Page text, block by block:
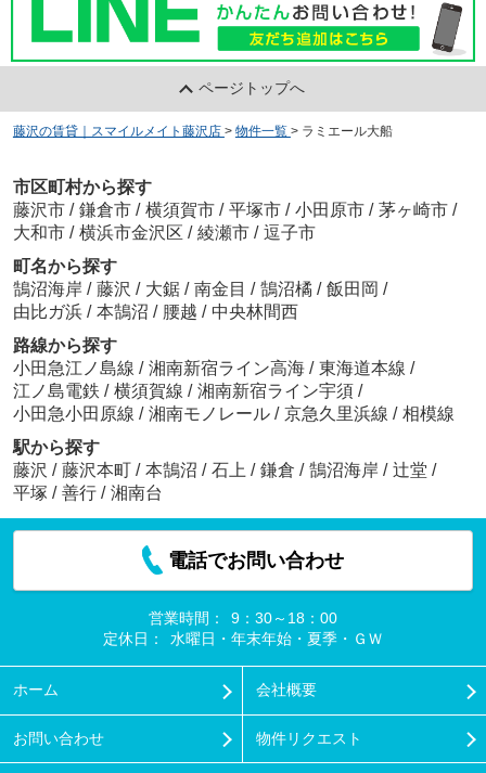
ページトップへ
藤沢の賃貸｜スマイルメイト藤沢店 > 物件一覧 > ラミエール大船
市区町村から探す
藤沢市 / 鎌倉市 / 横須賀市 / 平塚市 / 小田原市 / 茅ヶ崎市 /
大和市 / 横浜市金沢区 / 綾瀬市 / 逗子市
町名から探す
鵠沼海岸 / 藤沢 / 大鋸 / 南金目 / 鵠沼橘 / 飯田岡 /
由比ガ浜 / 本鵠沼 / 腰越 / 中央林間西
路線から探す
小田急江ノ島線 / 湘南新宿ライン高海 / 東海道本線 /
江ノ島電鉄 / 横須賀線 / 湘南新宿ライン宇須 /
小田急小田原線 / 湘南モノレール / 京急久里浜線 / 相模線
駅から探す
藤沢 / 藤沢本町 / 本鵠沼 / 石上 / 鎌倉 / 鵠沼海岸 / 辻堂 /
平塚 / 善行 / 湘南台
電話でお問い合わせ
営業時間：
9：30～18：00
定休日：
水曜日・年末年始・夏季・ＧＷ
ホーム 会社概要
お問い合わせ 物件リクエスト